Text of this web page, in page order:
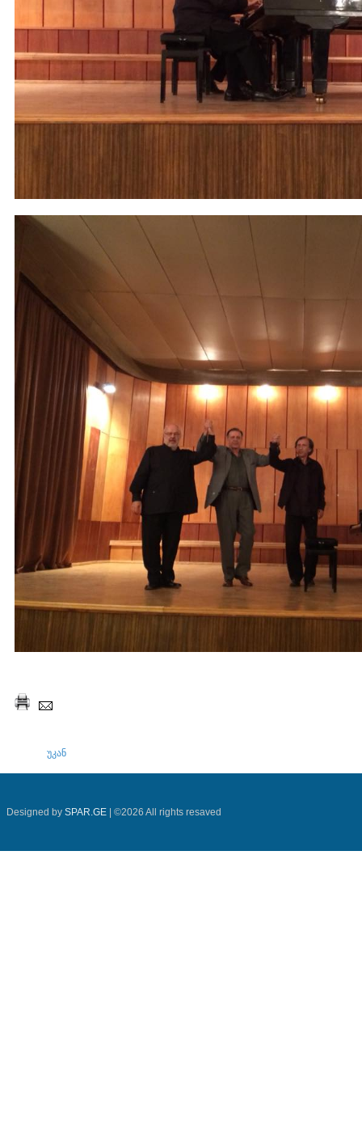
უკან
Designed by SPAR.GE | ©2026 All rights resaved